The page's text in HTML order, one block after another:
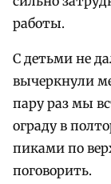
работы.
С детьми не
вычеркнули
пару раз мы
ограду в
пиками по
поговорить.